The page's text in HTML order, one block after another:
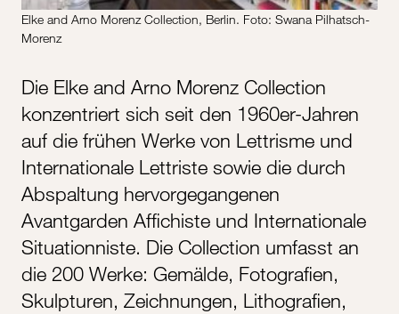
Elke and Arno Morenz Collection, Berlin. Foto: Swana Pilhatsch-
Morenz
Die Elke and Arno Morenz Collection
konzentriert sich seit den 1960er-Jahren
auf die frühen Werke von Lettrisme und
Internationale Lettriste sowie die durch
Abspaltung hervorgegangenen
Avantgarden Affichiste und Internationale
Situationniste. Die Collection umfasst an
die 200 Werke: Gemälde, Fotografien,
Skulpturen, Zeichnungen, Lithografien,